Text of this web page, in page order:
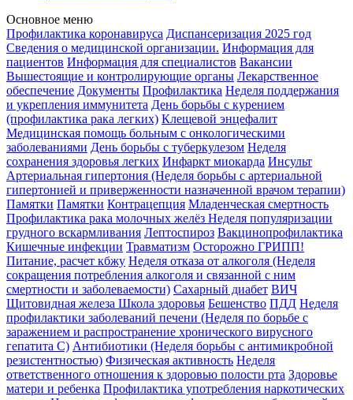
Основное меню
Профилактика коронавируса Диспансеризация 2025 год
Сведения о медицинской организации. Информация для
пациентов Информация для специалистов Вакансии
Вышестоящие и контролирующие органы Лекарственное
обеспечение Документы Профилактика Неделя поддержания
и укрепления иммунитета День борьбы с курением
(профилактика рака легких) Клещевой энцефалит
Медицинская помощь больным с онкологическими
заболеваниями День борьбы с туберкулезом Неделя
сохранения здоровья легких Инфаркт миокарда Инсульт
Артериальная гипертония (Неделя борьбы с артериальной
гипертонией и приверженности назначенной врачом терапии)
Памятки Памятки Контрацепция Младенческая смертность
Профилактика рака молочных желёз Неделя популяризации
грудного вскармливания Лептоспироз Вакцинопрофилактика
Кишечные инфекции Травматизм Осторожно ГРИПП!
Питание, расчет кбжу Неделя отказа от алкоголя (Неделя
сокращения потребления алкоголя и связанной с ним
смертности и заболеваемости) Сахарный диабет ВИЧ
Щитовидная железа Школа здоровья Бешенство ПДД Неделя
профилактики заболеваний печени (Неделя по борьбе с
заражением и распространение хронического вирусного
гепатита С) Антибиотики (Неделя борьбы с антимикробной
резистентностью) Физическая активность Неделя
ответственного отношения к здоровью полости рта Здоровье
матери и ребенка Профилактика употребления наркотических